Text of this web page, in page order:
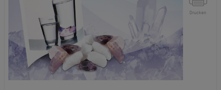
Drucken